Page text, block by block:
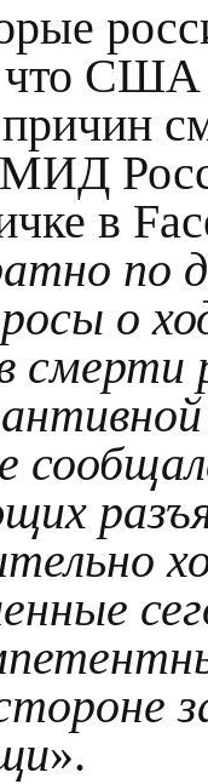
США
причин
МИД
в
по
о
смерти
».